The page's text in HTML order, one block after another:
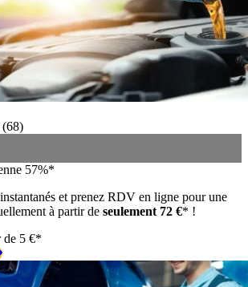
(68)
57%*
et prenez RDV en ligne pour une
à partir de seulement 72 €* !
de 5 €*